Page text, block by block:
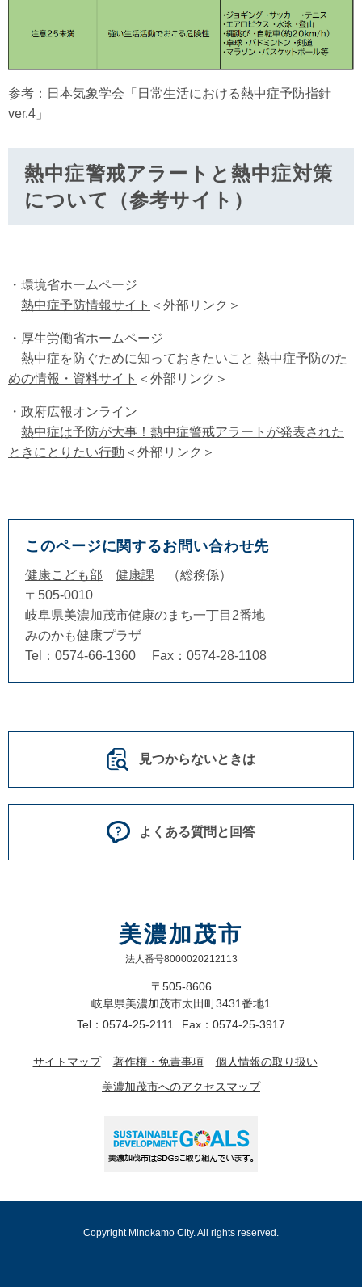
参考：日本気象学会「日常生活における熱中症予防指針
ver.4」
熱中症警戒アラートと熱中症対策
について（参考サイト）
・環境省ホームページ
熱中症予防情報サイト ＜外部リンク＞
・厚生労働省ホームページ
熱中症を防ぐために知っておきたいこと 熱中症予防のた
めの情報・資料サイト ＜外部リンク＞
・政府広報オンライン
熱中症は予防が大事！熱中症警戒アラートが発表された
ときにとりたい行動 ＜外部リンク＞
このページに関するお問い合わせ先
健康こども部 健康課
総務係
〒505-0010
岐阜県美濃加茂市健康のまち一丁目2番地
みのかも健康プラザ
Tel：0574-66-1360
Fax：0574-28-1108
見つからないときは
よくある質問と回答
美濃加茂市
法人番号8000020212113
〒505-8606
岐阜県美濃加茂市太田町3431番地1
Tel：0574-25-2111
Fax：0574-25-3917
サイトマップ 著作権・免責事項
個人情報の取り扱い
美濃加茂市へのアクセスマップ
Copyright Minokamo City. All rights reserved.